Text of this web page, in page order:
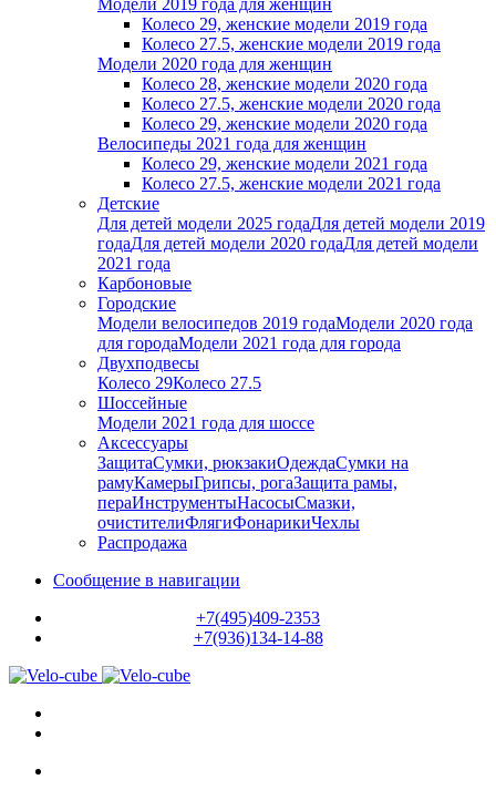
Модели 2019 года для женщин
Колесо 29, женские модели 2019 года
Колесо 27.5, женские модели 2019 года
Модели 2020 года для женщин
Колесо 28, женские модели 2020 года
Колесо 27.5, женские модели 2020 года
Колесо 29, женские модели 2020 года
Велосипеды 2021 года для женщин
Колесо 29, женские модели 2021 года
Колесо 27.5, женские модели 2021 года
Детские
Для детей модели 2025 годаДля детей модели 2019
годаДля детей модели 2020 годаДля детей модели
2021 года
Карбоновые
Городские
Модели велосипедов 2019 годаМодели 2020 года
для городаМодели 2021 года для города
Двухподвесы
Колесо 29Колесо 27.5
Шоссейные
Модели 2021 года для шоссе
Аксессуары
ЗащитаСумки, рюкзакиОдеждаСумки на
рамуКамерыГрипсы, рогаЗащита рамы,
пераИнструментыНасосыСмазки,
очистителиФлягиФонарикиЧехлы
Распродажа
Сообщение в навигации
+7(495)409-2353
+7(936)134-14-88